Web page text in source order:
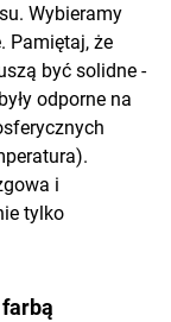
Wybieramy
Pamiętaj, że
być solidne -
odporne na
i
tylko